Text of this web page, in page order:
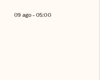
09 ago - 05:00